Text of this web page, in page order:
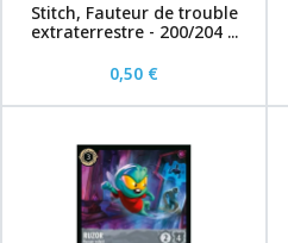
Stitch, Fauteur de trouble
extraterrestre - 200/204 ...
0,50 €